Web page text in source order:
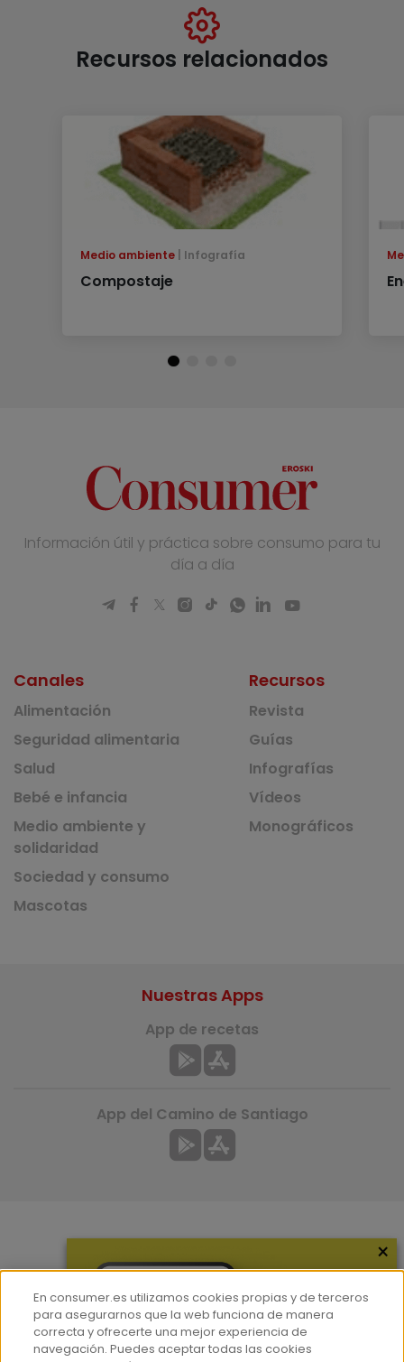
Recursos relacionados
Medio ambiente Infografía
Compostaje
Información útil y práctica sobre consumo para tu
día a día
Canales
Alimentación
Seguridad alimentaria
Salud
Bebé e infancia
Medio ambiente y
solidaridad
Sociedad y consumo
Mascotas
Recursos
Revista
Guías
Infografías
Vídeos
Monográficos
Hemeroteca
Contacto
Nuestras Apps
App de recetas
App del Camino de Santiago
×
En consumer.es utilizamos cookies propias y de terceros
para asegurarnos que la web funciona de manera
correcta y ofrecerte una mejor experiencia de
navegación. Puedes aceptar todas las cookies